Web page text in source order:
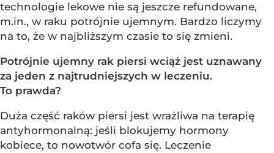
technologie lekowe nie są jeszcze refundowane,
m.in., w raku potrójnie ujemnym. Bardzo liczymy
na to, że w najbliższym czasie to się zmieni.
Potrójnie ujemny rak piersi wciąż jest uznawany
za jeden z najtrudniejszych w leczeniu.
To prawda?
Duża część raków piersi jest wrażliwa na terapię
antyhormonalną: jeśli blokujemy hormony
kobiece, to nowotwór cofa się. Leczenie